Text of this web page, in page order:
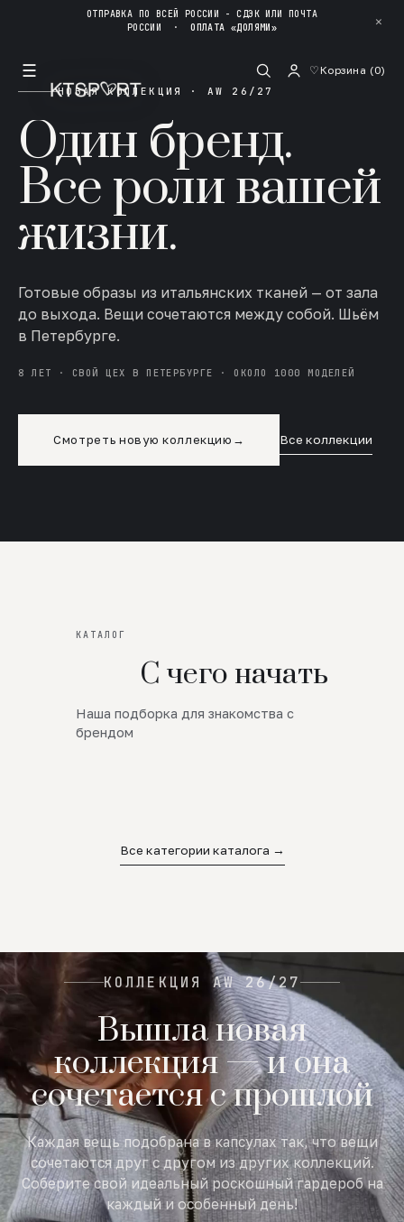
ОТПРАВКА ПО ВСЕЙ РОССИИ - СДЭК ИЛИ ПОЧТА
РОССИИ ·ОПЛАТА «ДОЛЯМИ» ✕
☰ ♡Корзина (0)
НОВАЯ КОЛЛЕКЦИЯ · AW 26/27
Один бренд.
Все роли вашей
жизни.
Готовые образы из итальянских тканей — от зала
до выхода. Вещи сочетаются между собой. Шьём
в Петербурге.
8 ЛЕТ · СВОЙ ЦЕХ В ПЕТЕРБУРГЕ · ОКОЛО 1000 МОДЕЛЕЙ
Смотреть новую коллекцию → Все коллекции
КАТАЛОГ
С чего начать
Наша подборка для знакомства с
брендом
Новинки
SALE
Все категории каталога →
КОЛЛЕКЦИЯ AW 26/27
Вышла новая
коллекция — и она
сочетается с прошлой
Каждая вещь подобрана в капсулах так, что вещи
сочетаются друг с другом из других коллекций.
Соберите свой идеальный роскошный гардероб на
каждый и особенный день!